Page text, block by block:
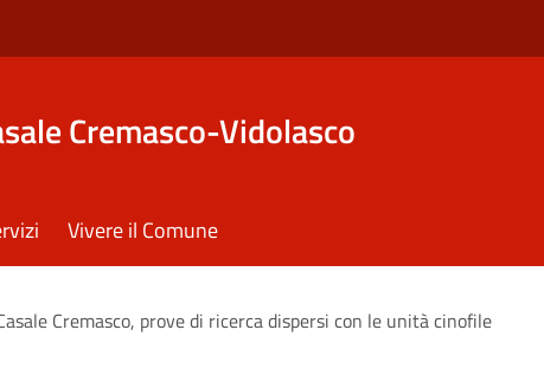
Cremasco-Vidolasco
Vivere il Comune
Cremasco, prove di ricerca dispersi con le unità cinofile